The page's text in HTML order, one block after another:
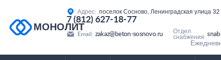
МОНОЛИТ
Адрес: поселок Сосново, Ленинградская улица 32
7 (812) 627-18-77
Email: zakaz@beton-sosnovo.ru
Отдел
снабжения: